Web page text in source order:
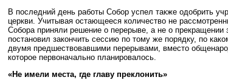
В последний день работы Собор успел также одобрить
церкви. Учитывая остающееся количество не
Собора приняли решение о перерыве, а не о прекращении
постановил закончить сессию по тому же порядку, по
двумя предшествовавшими перерывами, вместо
которое первоначально планировалось.
«Не имели места, где главу преклонить»